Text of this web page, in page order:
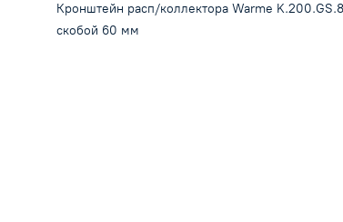
Кронштейн расп/коллектора Warme
скобой 60 мм